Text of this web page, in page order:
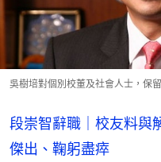
吳樹培對個別校董及社會人士，保
段崇智辭職｜校友料
傑出、鞠躬盡瘁